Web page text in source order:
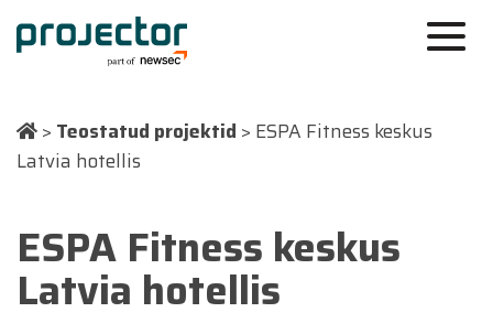
> Teostatud projektid > ESPA Fitness keskus
Latvia hotellis
ESPA Fitness keskus
Latvia hotellis